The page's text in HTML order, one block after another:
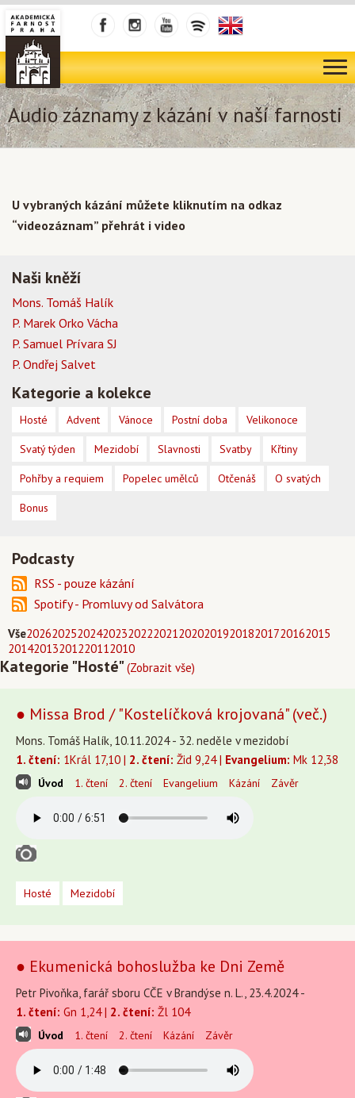
Audio záznamy z kázání v naší farnosti
Vše202620252024202320222021202020192018201720162015
20142013201220112010
Kategorie "Hosté"(Zobrazit vše)
● Missa Brod / "Kostelíčková krojovaná" (več.)
Mons. Tomáš Halík, 10.11.2024 - 32. neděle v mezidobí
1. čtení: 1Král 17,10 | 2. čtení: Žid 9,24 | Evangelium: Mk 12,38
Úvod 1. čtení 2. čtení Evangelium Kázání Závěr
Hosté Mezidobí
● Ekumenická bohoslužba ke Dni Země
Petr Pivoňka, farář sboru CČE v Brandýse n. L., 23.4.2024 -
1. čtení: Gn 1,24 | 2. čtení: Žl 104
Úvod 1. čtení 2. čtení Kázání Závěr
U vybraných kázání můžete kliknutím na odkaz
“videozáznam” přehrát i video
Naši kněží
Mons. Tomáš Halík
P. Marek Orko Vácha
P. Samuel Prívara SJ
P. Ondřej Salvet
Kategorie a kolekce
Hosté Advent Vánoce Postní doba Velikonoce
Svatý týden Mezidobí Slavnosti Svatby Křtiny
Pohřby a requiem Popelec umělců Otčenáš O svatých
Bonus
Podcasty
RSS - pouze kázání
Spotify - Promluvy od Salvátora